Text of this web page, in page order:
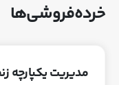
خرده‌فروشی‌ها
مدیریت یکپارچه